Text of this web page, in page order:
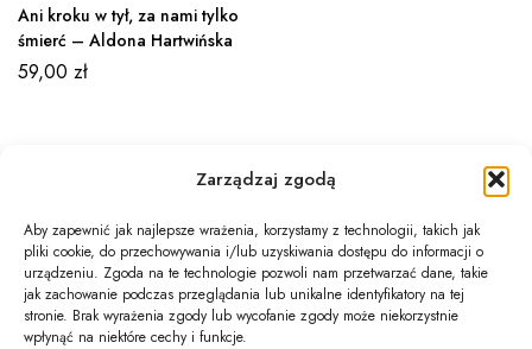
Zarządzaj zgodą
Aby zapewnić jak najlepsze wrażenia, korzystamy z technologii, takich jak
pliki cookie, do przechowywania i/lub uzyskiwania dostępu do informacji o
urządzeniu. Zgoda na te technologie pozwoli nam przetwarzać dane, takie
jak zachowanie podczas przeglądania lub unikalne identyfikatory na tej
stronie. Brak wyrażenia zgody lub wycofanie zgody może niekorzystnie
wpłynąć na niektóre cechy i funkcje.
Ani kroku w tył, za nami tylko
śmierć – Aldona Hartwińska
59,00 zł
Newsletter
Informacje